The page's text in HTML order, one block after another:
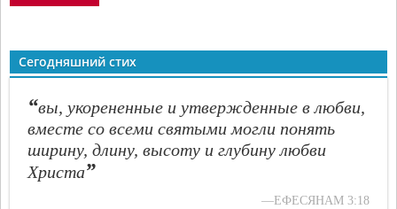
Сегодняшний стих
“вы, укорененные и утвержденные в любви,
вместе со всеми святыми могли понять
ширину, длину, высоту и глубину любви
Христа”
—ЕФЕСЯНАМ 3:18